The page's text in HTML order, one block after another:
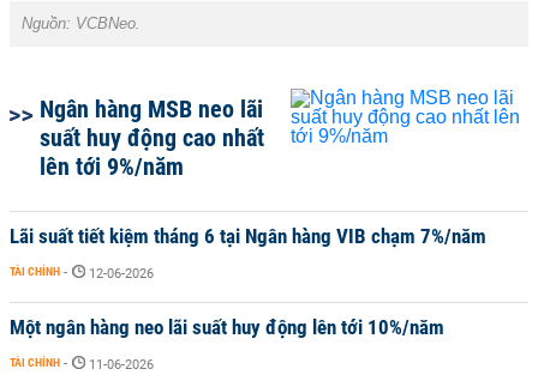
Nguồn: VCBNeo.
Ngân hàng MSB neo lãi
suất huy động cao nhất
lên tới 9%/năm
Lãi suất tiết kiệm tháng 6 tại Ngân hàng VIB chạm 7%/năm
TÀI CHÍNH - 12-06-2026
Một ngân hàng neo lãi suất huy động lên tới 10%/năm
TÀI CHÍNH - 11-06-2026